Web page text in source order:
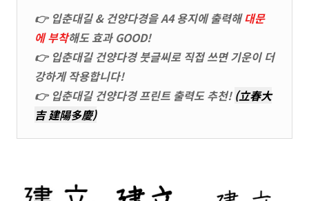
👉 입춘대길 & 건양다경을 A4 용지에 출력해대문
에 부착해도 효과 GOOD!
👉 입춘대길 건양다경붓글씨로 직접 쓰면 기운이 더
강하게 작용합니다!
👉입춘대길 건양다경 프린트 출력도 추천! (立春大
吉 建陽多慶)